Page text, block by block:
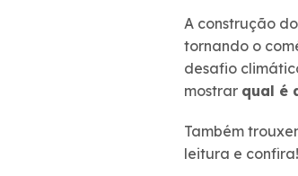
A construção
tornando o
desafio
mostrar qual é
Também
leitura e confira!